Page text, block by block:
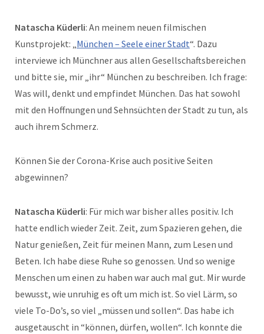
Natascha Küderli: An meinem neuen filmischen
Kunstprojekt: „München – Seele einer Stadt“. Dazu
interviewe ich Münchner aus allen Gesellschaftsbereichen
und bitte sie, mir „ihr“ München zu beschreiben. Ich frage:
Was will, denkt und empfindet München. Das hat sowohl
mit den Hoffnungen und Sehnsüchten der Stadt zu tun, als
auch ihrem Schmerz.
Können Sie der Corona-Krise auch positive Seiten
abgewinnen?
Natascha Küderli: Für mich war bisher alles positiv. Ich
hatte endlich wieder Zeit. Zeit, zum Spazieren gehen, die
Natur genießen, Zeit für meinen Mann, zum Lesen und
Beten. Ich habe diese Ruhe so genossen. Und so wenige
Menschen um einen zu haben war auch mal gut. Mir wurde
bewusst, wie unruhig es oft um mich ist. So viel Lärm, so
viele To-Do’s, so viel „müssen und sollen“. Das habe ich
ausgetauscht in “können, dürfen, wollen“. Ich konnte die